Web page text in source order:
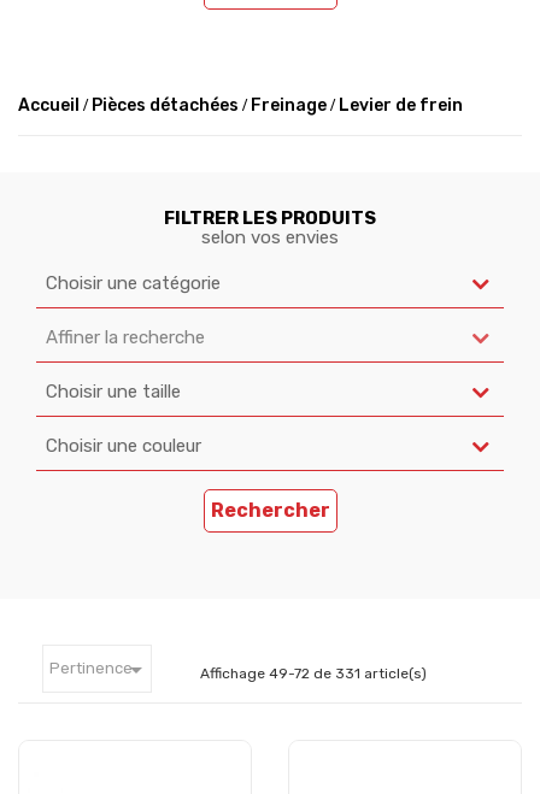
Accueil Pièces détachées Freinage Levier de frein
FILTRER LES PRODUITS
selon vos envies
Choisir une catégorie
Affiner la recherche
Choisir une taille
Choisir une couleur
Rechercher
Pertinence Affichage 49-72 de 331 article(s)